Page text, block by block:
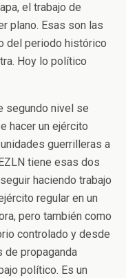
el trabajo de
plano. Esas son las
del periodo histórico
Hoy lo político
segundo nivel se
hacer un ejército
guerrilleras a
tiene esas dos
haciendo trabajo
regular en un
pero también como
controlado y desde
de propaganda
político. Es un